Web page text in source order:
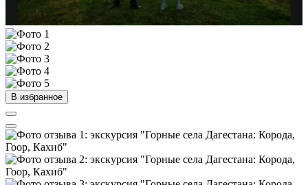
В избранное